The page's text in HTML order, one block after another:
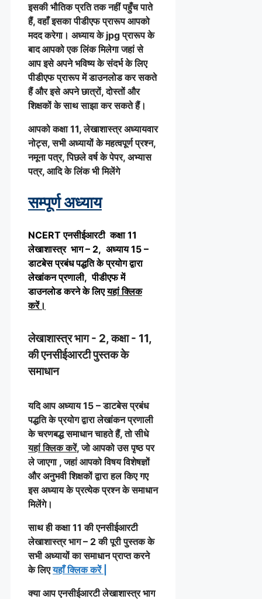
इसकी भौतिक प्रति तक नहीं पहुँच पाते
हैं, वहाँ इसका पीडीएफ प्रारूप आपको
मदद करेगा। अध्याय के jpg प्रारूप के
बाद आपको एक लिंक मिलेगा जहां से
आप इसे अपने भविष्य के संदर्भ के लिए
पीडीएफ प्रारूप में डाउनलोड कर सकते
हैं और इसे अपने छात्रों, दोस्तों और
शिक्षकों के साथ साझा कर सकते हैं।
आपको कक्षा 11, लेखाशास्त्र अध्यायवार
नोट्स, सभी अध्यायों के महत्वपूर्ण प्रश्न,
नमूना पत्र, पिछले वर्ष के पेपर, अभ्यास
पत्र, आदि के लिंक भी मिलेंगे
सम्पूर्ण अध्याय
NCERT एनसीईआरटी कक्षा 11
लेखाशास्त्र भाग – 2, अध्याय 15 –
डाटबेस प्रबंध पद्धति के प्रयोग द्वारा
लेखांकन प्रणाली, पीडीएफ में
डाउनलोड करने के लिएयहां क्लिक
करें।
लेखाशास्त्र भाग - 2, कक्षा - 11,
की एनसीईआरटी पुस्तक के
समाधान
यदि आप अध्याय 15 – डाटबेस प्रबंध
पद्धति के प्रयोग द्वारा लेखांकन प्रणाली
के चरणबद्ध समाधान चाहते हैं, तो सीधे
यहां क्लिक करें, जो आपको उस पृष्ठ पर
ले जाएगा , जहां आपको विषय विशेषज्ञों
और अनुभवी शिक्षकों द्वारा हल किए गए
इस अध्याय के प्रत्येक प्रश्न के समाधान
मिलेंगे।
साथ ही कक्षा 11 की एनसीईआरटी
लेखाशास्त्र भाग – 2 की पूरी पुस्तक के
सभी अध्यायों का समाधान प्राप्त करने
के लिएयहाँ क्लिक करेें|
क्या आप एनसीईआरटी लेखाशास्त्र भाग